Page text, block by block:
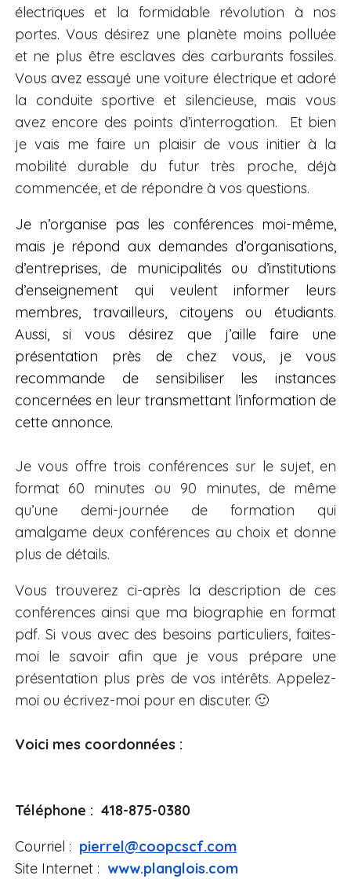
électriques et la formidable révolution à nos
portes. Vous désirez une planète moins polluée
et ne plus être esclaves des carburants fossiles.
Vous avez essayé une voiture électrique et adoré
la conduite sportive et silencieuse, mais vous
avez encore des points d’interrogation. Et bien
je vais me faire un plaisir de vous initier à la
mobilité durable du futur très proche, déjà
commencée, et de répondre à vos questions.
Je n’organise pas les conférences moi-même,
mais je répond aux demandes d’organisations,
d’entreprises, de municipalités ou d’institutions
d’enseignement qui veulent informer leurs
membres, travailleurs, citoyens ou étudiants.
Aussi, si vous désirez que j’aille faire une
présentation près de chez vous, je vous
recommande de sensibiliser les instances
concernées en leur transmettant l’information de
cette annonce.
Je vous offre trois conférences sur le sujet, en
format 60 minutes ou 90 minutes, de même
qu’une demi-journée de formation qui
amalgame deux conférences au choix et donne
plus de détails.
Vous trouverez ci-après la description de ces
conférences ainsi que ma biographie en format
pdf. Si vous avec des besoins particuliers, faites-
moi le savoir afin que je vous prépare une
présentation plus près de vos intérêts. Appelez-
moi ou écrivez-moi pour en discuter. 🙂
Voici mes coordonnées :
Téléphone : 418-875-0380
Courriel : pierrel@coopcscf.com
Site Internet : www.planglois.com